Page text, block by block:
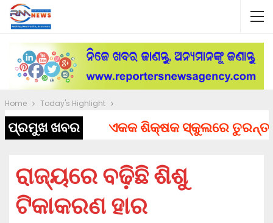
Home Today's Highlight
ପ୍ରମୁଖ ଖବର ଏକକ ଶିକ୍ଷକ ସ୍କୁଲରେ ତୁରନ୍ତ
ରାଜ୍ୟରେ ବଢ଼ିଛି ଶିଶୁ
ଟିକାକରଣ ହାର